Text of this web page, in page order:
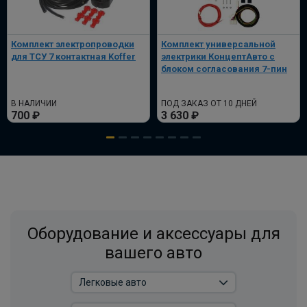
Комплект электрики фаркопа
универсальный без реле WESTFALIA 13-
ПОД ЗАКАЗ ОТ 14 ДНЕЙ
по запросу
В корзину
ПОД ЗАКАЗ ОТ 14 ДНЕЙ
по запросу
Комплект электропроводки
для ТСУ 7 контактная Koffer
В НАЛИЧИИ
700 ₽
Комплект универсальной
электрики КонцептАвто с
блоком согласования 7-пин
ПОД ЗАКАЗ ОТ 10 ДНЕЙ
3 630 ₽
Оборудование и аксессуары для
вашего авто